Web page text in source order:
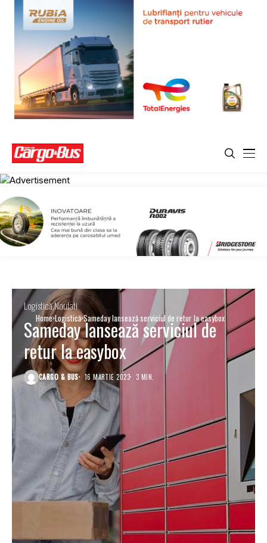
Home Logistică Sameday lansează serviciul de retur la easybox
LogisticăNoutati
Sameday lansează serviciul de
retur la easybox
CARGO & BUS 16 MARTIE 2023 3 MIN.